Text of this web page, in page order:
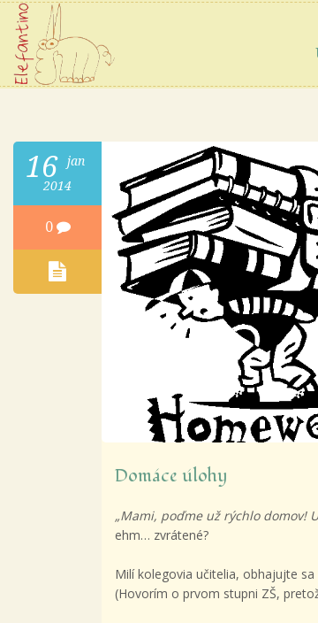
16
jan
2014
0
Domáce úlohy
„Mami, poďme už rýchlo domov!
ehm… zvrátené?
Milí kolegovia učitelia, obhajujte
(Hovorím o prvom stupni ZŠ,